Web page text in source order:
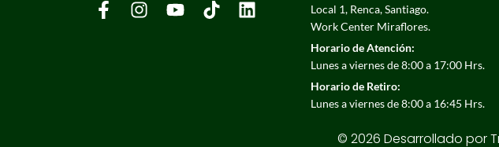
Local 1, Renca, Santiago.
Work Center Miraflores.
Horario de Atención:
Lunes a viernes de 8:00 a 17:00 Hrs.
Horario de Retiro:
Lunes a viernes de 8:00 a 16:45 Hrs.
© 2026 Desarrollado por